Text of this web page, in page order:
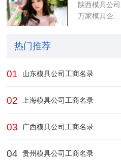
陕西模具公
万家模具企...
热门推荐
01 山东模具公司工商名录
02 上海模具公司工商名录
03 广西模具公司工商名录
04 贵州模具公司工商名录